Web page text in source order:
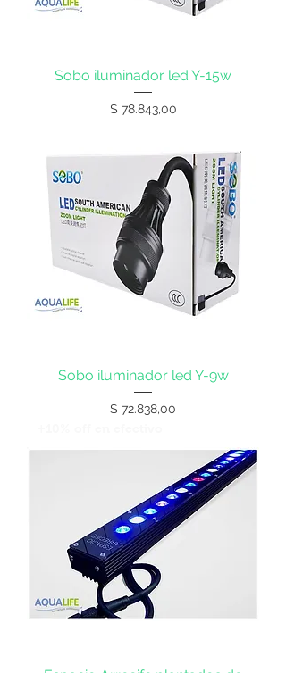
Sobo iluminador led Y-15w
Precio
$ 78.843,00
Sobo iluminador led Y-9w
Precio
$ 72.838,00